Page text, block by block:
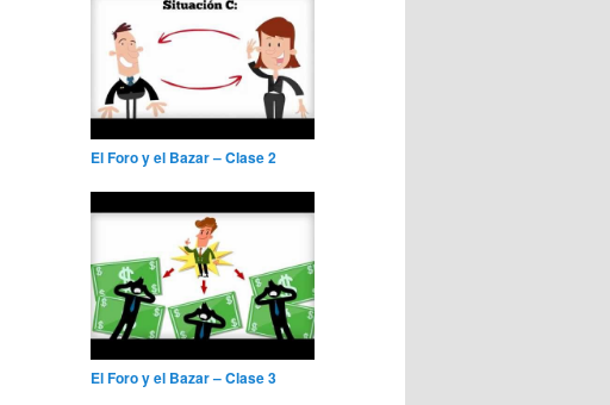
El Foro y el Bazar – Clase 2
El Foro y el Bazar – Clase 3